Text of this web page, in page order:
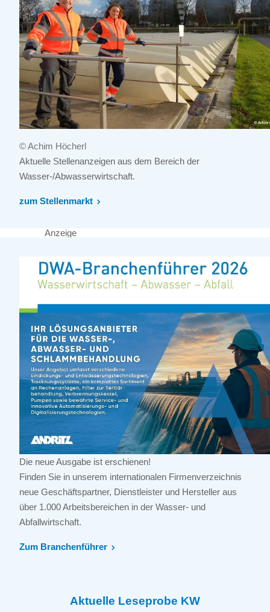
© Achim Höcherl
Aktuelle Stellenanzeigen aus dem Bereich der
Wasser-/Abwasserwirtschaft.
zum Stellenmarkt
Anzeige
Die neue Ausgabe ist erschienen!
Finden Sie in unserem internationalen Firmenverzeichnis
neue Geschäftspartner, Dienstleister und Hersteller aus
über 1.000 Arbeitsbereichen in der Wasser- und
Abfallwirtschaft.
Zum Branchenführer
Aktuelle Leseprobe KW